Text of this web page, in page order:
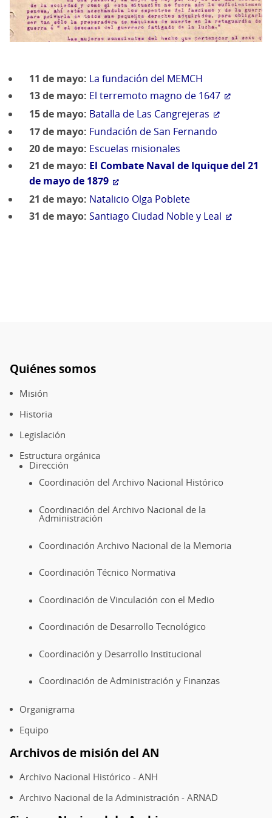
11 de mayo: La fundación del MEMCH
13 de mayo: El terremoto magno de 1647
15 de mayo: Batalla de Las Cangrejeras
17 de mayo: Fundación de San Fernando
20 de mayo: Escuelas misionales
21 de mayo: El Combate Naval de Iquique del 21
de mayo de 1879
21 de mayo: Natalicio Olga Poblete
31 de mayo: Santiago Ciudad Noble y Leal
Pie
de
página
Quiénes somos
Misión
Historia
Legislación
Estructura orgánica
Dirección
Coordinación del Archivo Nacional Histórico
Coordinación del Archivo Nacional de la
Administración
Coordinación Archivo Nacional de la Memoria
Coordinación Técnico Normativa
Coordinación de Vinculación con el Medio
Coordinación de Desarrollo Tecnológico
Coordinación y Desarrollo Institucional
Coordinación de Administración y Finanzas
Organigrama
Equipo
Archivos de misión del AN
Archivo Nacional Histórico - ANH
Archivo Nacional de la Administración - ARNAD